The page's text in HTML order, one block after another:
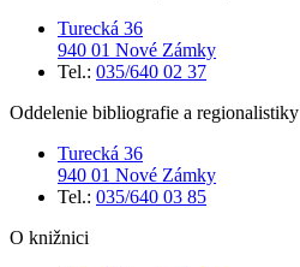
Turecká 36
940 01 Nové Zámky
Tel.: 035/640 02 37
Oddelenie bibliografie a regionalistiky
Turecká 36
940 01 Nové Zámky
Tel.: 035/640 03 85
O knižnici